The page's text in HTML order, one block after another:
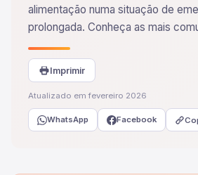
alimentação numa situação de
prolongada. Conheça as mais
Imprimir
Atualizado em fevereiro 2026
WhatsApp Facebook